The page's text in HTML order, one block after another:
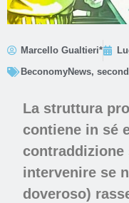
Marcello Gualtieri*
BeconomyNews,
La struttura
contiene in sé
intervenire se
doveroso)